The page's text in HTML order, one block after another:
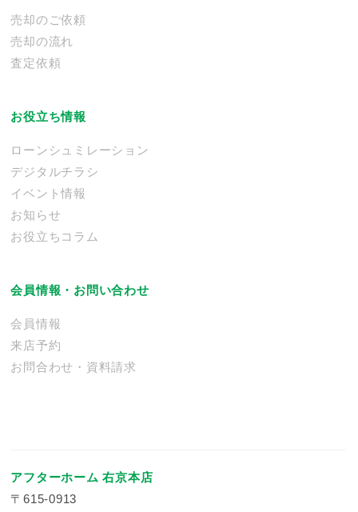
売却のご依頼
売却の流れ
査定依頼
お役立ち情報
ローンシュミレーション
デジタルチラシ
イベント情報
お知らせ
お役立ちコラム
会員情報・お問い合わせ
会員情報
来店予約
お問合わせ・資料請求
アフターホーム 右京本店
〒615-0913